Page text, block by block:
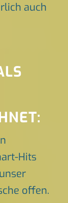
auch
Hits
offen.